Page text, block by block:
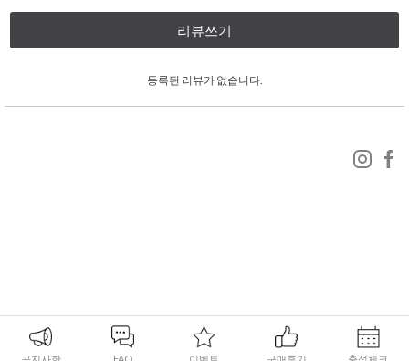
리뷰쓰기
등록된 리뷰가 없습니다.
공지사항 FAQ 이벤트 구매후기 출석체크